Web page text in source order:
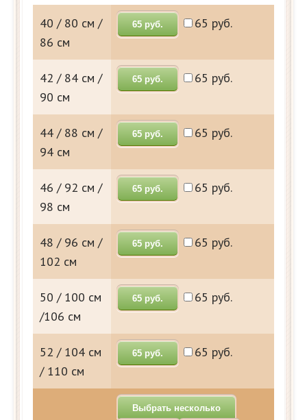
40 / 80 см /
86 см
65 руб. 65 руб.
42 / 84 см /
90 см
65 руб. 65 руб.
44 / 88 см /
94 см
65 руб. 65 руб.
46 / 92 см /
98 см
65 руб. 65 руб.
48 / 96 см /
102 см
65 руб. 65 руб.
50 / 100 см
/106 см
65 руб. 65 руб.
52 / 104 см
/ 110 см
65 руб. 65 руб.
Выбрать несколько